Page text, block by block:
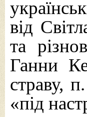
від
та
Ганни
страву,
«під